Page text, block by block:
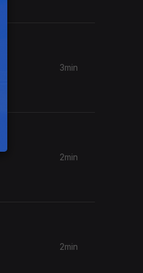
3min
2min
2min